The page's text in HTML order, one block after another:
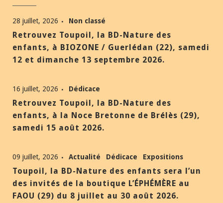
28 juillet, 2026 Non classé
Retrouvez Toupoil, la BD-Nature des
enfants, à BIOZONE / Guerlédan (22), samedi
12 et dimanche 13 septembre 2026.
16 juillet, 2026 Dédicace
Retrouvez Toupoil, la BD-Nature des
enfants, à la Noce Bretonne de Brélès (29),
samedi 15 août 2026.
09 juillet, 2026 Actualité Dédicace Expositions
Toupoil, la BD-Nature des enfants sera l’un
des invités de la boutique L’ÉPHÉMÈRE au
FAOU (29) du 8 juillet au 30 août 2026.